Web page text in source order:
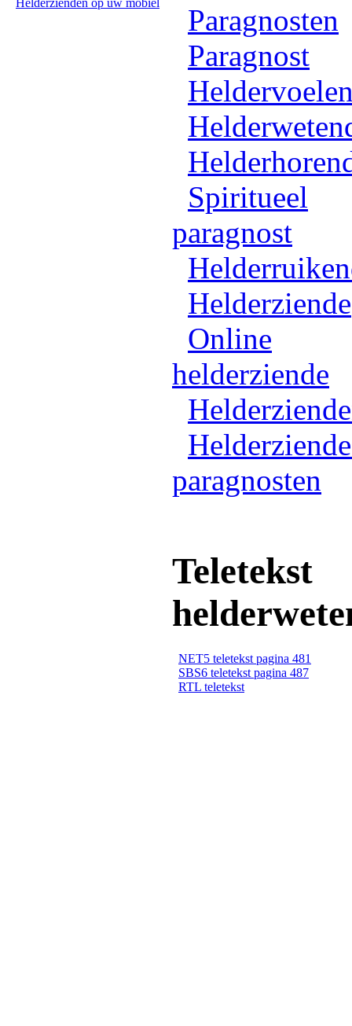
Paragnosten
Paragnost
Spiritueel
paragnost
Helderziende
Online
helderziende
paragnosten
Teletekst
NET5 teletekst pagina 481
SBS6 teletekst pagina 487
RTL teletekst